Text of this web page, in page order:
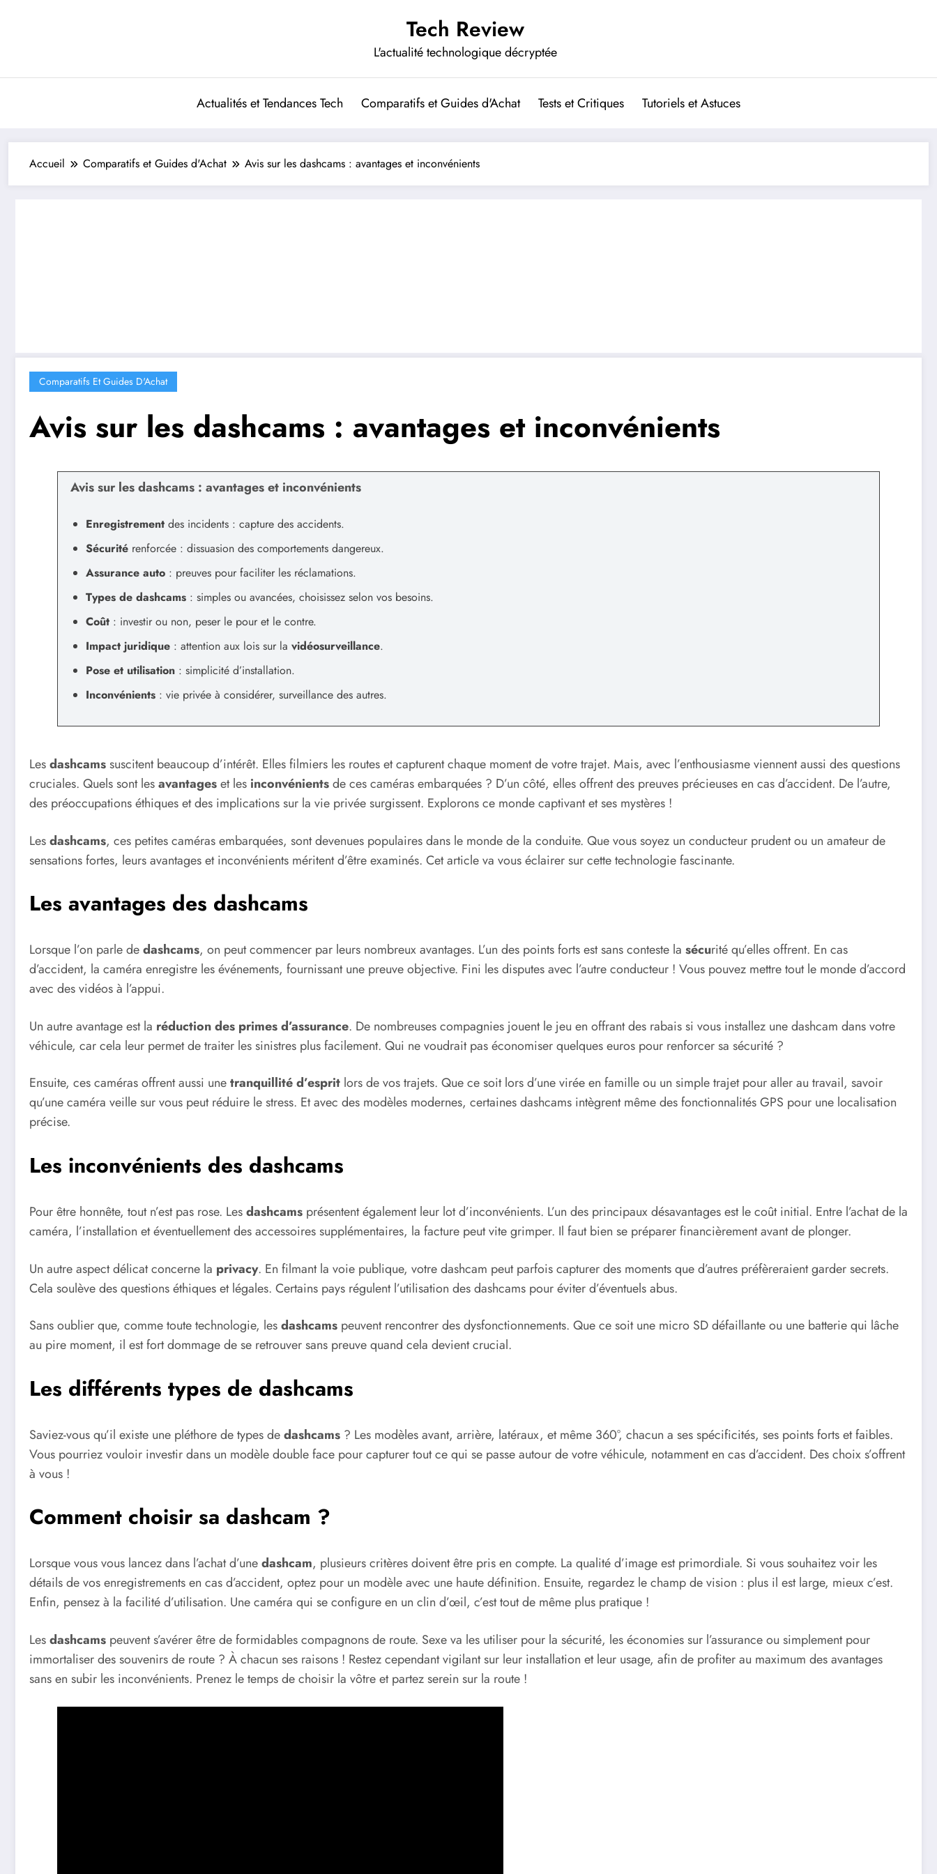
Tech Review
L'actualité technologique décryptée
Actualités et Tendances Tech Comparatifs et Guides d'Achat Tests et Critiques Tutoriels et Astuces
Accueil Comparatifs et Guides d'Achat Avis sur les dashcams : avantages et inconvénients
Comparatifs Et Guides D'Achat
Avis sur les dashcams : avantages et inconvénients
Avis sur les dashcams : avantages et inconvénients
Enregistrement des incidents : capture des accidents.
Sécurité renforcée : dissuasion des comportements dangereux.
Assurance auto : preuves pour faciliter les réclamations.
Types de dashcams : simples ou avancées, choisissez selon vos besoins.
Coût : investir ou non, peser le pour et le contre.
Impact juridique : attention aux lois sur la vidéosurveillance.
Pose et utilisation : simplicité d’installation.
Inconvénients : vie privée à considérer, surveillance des autres.
Lesdashcamssuscitent beaucoup d’intérêt. Elles filmiers les routes et capturent chaque moment de votre trajet. Mais, avec l’enthousiasme viennent aussi des questions
cruciales. Quels sont lesavantageset les inconvénientsde ces caméras embarquées ? D’un côté, elles offrent des preuves précieuses en cas d’accident. De l’autre,
des préoccupations éthiques et des implications sur la vie privée surgissent. Explorons ce monde captivant et ses mystères !
Lesdashcams, ces petites caméras embarquées, sont devenues populaires dans le monde de la conduite. Que vous soyez un conducteur prudent ou un amateur de
sensations fortes, leurs avantages et inconvénients méritent d’être examinés. Cet article va vous éclairer sur cette technologie fascinante.
Les avantages des dashcams
Lorsque l’on parle dedashcams, on peut commencer par leurs nombreux avantages. L’un des points forts est sans conteste la sécurité qu’elles offrent. En cas
d’accident, la caméra enregistre les événements, fournissant une preuve objective. Fini les disputes avec l’autre conducteur ! Vous pouvez mettre tout le monde d’accord
avec des vidéos à l’appui.
Un autre avantage est la réduction des primes d’assurance. De nombreuses compagnies jouent le jeu en offrant des rabais si vous installez une dashcam dans votre
véhicule, car cela leur permet de traiter les sinistres plus facilement. Qui ne voudrait pas économiser quelques euros pour renforcer sa sécurité ?
Ensuite, ces caméras offrent aussi unetranquillité d’esprit lors de vos trajets. Que ce soit lors d’une virée en famille ou un simple trajet pour aller au travail, savoir
qu’une caméra veille sur vous peut réduire le stress. Et avec des modèles modernes, certaines dashcams intègrent même des fonctionnalités GPS pour une localisation
précise.
Les inconvénients des dashcams
Pour être honnête, tout n’est pas rose. Lesdashcams présentent également leur lot d’inconvénients. L’un des principaux désavantages est le coût initial. Entre l’achat de la
caméra, l’installation et éventuellement des accessoires supplémentaires, la facture peut vite grimper. Il faut bien se préparer financièrement avant de plonger.
Un autre aspect délicat concerne la privacy. En filmant la voie publique, votre dashcam peut parfois capturer des moments que d’autres préfèreraient garder secrets.
Cela soulève des questions éthiques et légales. Certains pays régulent l’utilisation des dashcams pour éviter d’éventuels abus.
Sans oublier que, comme toute technologie, lesdashcams peuvent rencontrer des dysfonctionnements. Que ce soit une micro SD défaillante ou une batterie qui lâche
au pire moment, il est fort dommage de se retrouver sans preuve quand cela devient crucial.
Les différents types de dashcams
Saviez-vous qu’il existe une pléthore de types dedashcams ? Les modèles avant, arrière, latéraux, et même 360°, chacun a ses spécificités, ses points forts et faibles.
Vous pourriez vouloir investir dans un modèle double face pour capturer tout ce qui se passe autour de votre véhicule, notamment en cas d’accident. Des choix s’offrent
à vous !
Comment choisir sa dashcam ?
Lorsque vous vous lancez dans l’achat d’unedashcam, plusieurs critères doivent être pris en compte. La qualité d’image est primordiale. Si vous souhaitez voir les
détails de vos enregistrements en cas d’accident, optez pour un modèle avec une haute définition. Ensuite, regardez le champ de vision : plus il est large, mieux c’est.
Enfin, pensez à la facilité d’utilisation. Une caméra qui se configure en un clin d’œil, c’est tout de même plus pratique !
Lesdashcams peuvent s’avérer être de formidables compagnons de route. Sexe va les utiliser pour la sécurité, les économies sur l’assurance ou simplement pour
immortaliser des souvenirs de route ? À chacun ses raisons ! Restez cependant vigilant sur leur installation et leur usage, afin de profiter au maximum des avantages
sans en subir les inconvénients. Prenez le temps de choisir la vôtre et partez serein sur la route !